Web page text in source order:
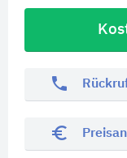
phone
euro_symbol